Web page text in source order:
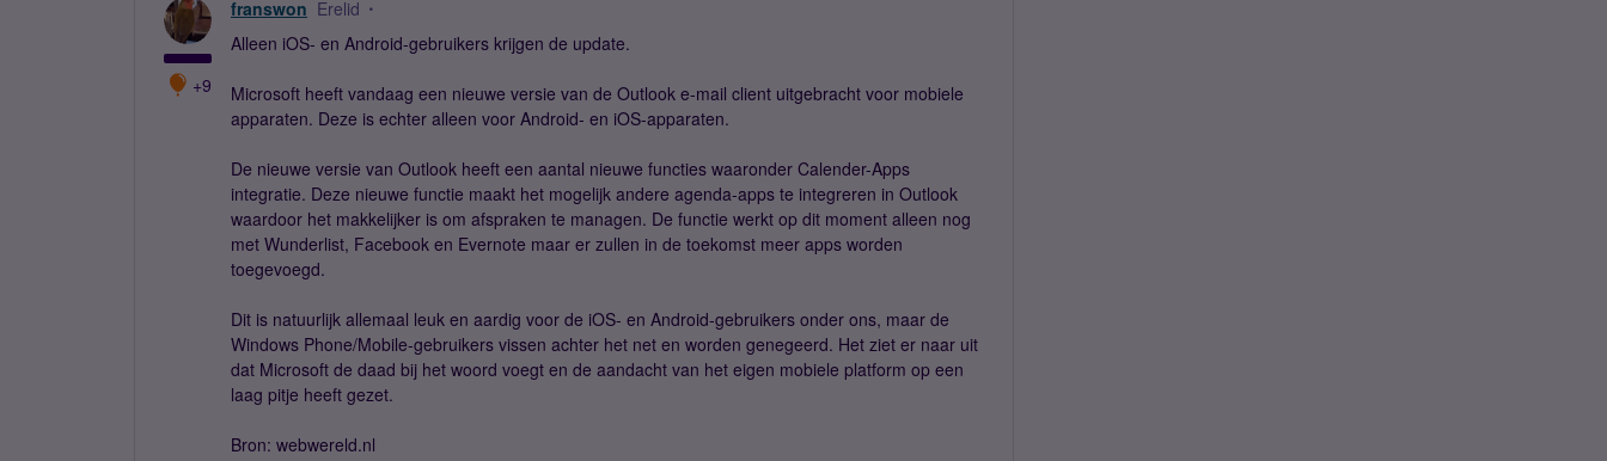
+9
franswon Erelid
Alleen iOS- en Android-gebruikers krijgen de update.
Microsoft heeft vandaag een nieuwe versie van de Outlook e-mail client uitgebracht voor mobiele
apparaten. Deze is echter alleen voor Android- en iOS-apparaten.
De nieuwe versie van Outlook heeft een aantal nieuwe functies waaronder Calender-Apps
integratie. Deze nieuwe functie maakt het mogelijk andere agenda-apps te integreren in Outlook
waardoor het makkelijker is om afspraken te managen. De functie werkt op dit moment alleen nog
met Wunderlist, Facebook en Evernote maar er zullen in de toekomst meer apps worden
toegevoegd.
Dit is natuurlijk allemaal leuk en aardig voor de iOS- en Android-gebruikers onder ons, maar de
Windows Phone/Mobile-gebruikers vissen achter het net en worden genegeerd. Het ziet er naar uit
dat Microsoft de daad bij het woord voegt en de aandacht van het eigen mobiele platform op een
laag pitje heeft gezet.
Bron: webwereld.nl